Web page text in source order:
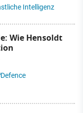
Intelligenz
Wie Hensoldt
Defence